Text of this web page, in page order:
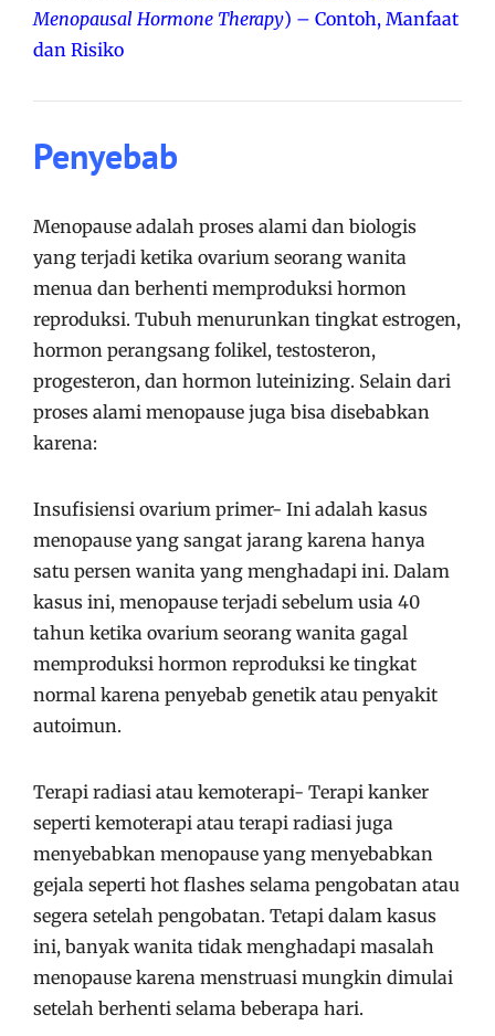
Menopausal Hormone Therapy) – Contoh, Manfaat
dan Risiko
Penyebab
Menopause adalah proses alami dan biologis
yang terjadi ketika ovarium seorang wanita
menua dan berhenti memproduksi hormon
reproduksi. Tubuh menurunkan tingkat estrogen,
hormon perangsang folikel, testosteron,
progesteron, dan hormon luteinizing. Selain dari
proses alami menopause juga bisa disebabkan
karena:
Insufisiensi ovarium primer- Ini adalah kasus
menopause yang sangat jarang karena hanya
satu persen wanita yang menghadapi ini. Dalam
kasus ini, menopause terjadi sebelum usia 40
tahun ketika ovarium seorang wanita gagal
memproduksi hormon reproduksi ke tingkat
normal karena penyebab genetik atau penyakit
autoimun.
Terapi radiasi atau kemoterapi- Terapi kanker
seperti kemoterapi atau terapi radiasi juga
menyebabkan menopause yang menyebabkan
gejala seperti hot flashes selama pengobatan atau
segera setelah pengobatan. Tetapi dalam kasus
ini, banyak wanita tidak menghadapi masalah
menopause karena menstruasi mungkin dimulai
setelah berhenti selama beberapa hari.